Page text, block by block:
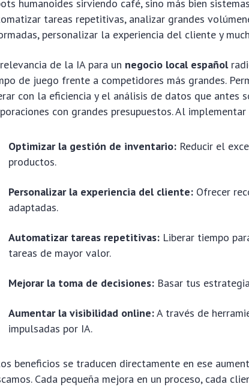
humanoides sirviendo café, sino más bien
tareas repetitivas, analizar grandes
personalizar la experiencia del cliente y
de la IA para un negocio local español
de juego frente a competidores más grandes.
con la eficiencia y el análisis de datos que antes
con grandes presupuestos. Al
Optimizar la gestión de inventario: Reducir el
productos.
Personalizar la experiencia del cliente: Ofrecer
adaptadas.
Automatizar tareas repetitivas: Liberar tiempo
tareas de mayor valor.
Mejorar la toma de decisiones: Basar tus
Aumentar la visibilidad online:A través de
impulsadas por IA.
beneficios se traducen directamente en ese
Cada pequeña mejora en un proceso, cada